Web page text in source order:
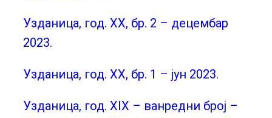
Узданица, год. XX, бр. 2 – децембар
2023.
Узданица, год. XX, бр. 1 – јун 2023.
Узданица, год. XIX – ванредни број –